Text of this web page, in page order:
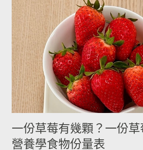
利丁粉 3.3g 10g 細鹽 4.3g 13g ---------- 細
糖 4g 13g 170g 糖粉 2g 6g 100g 蜂蜜 7g
14g 190g 鮮奶油 5g 15g 200g 奶油 4.5g
180g 牛奶 6g 17g 210g 煉乳 6g 17.5g 240g
水 5g 15g 200g 可可粉 2g 6g 80g 即溶咖啡
- ------- 170g 引用自 Mami的魔法廚房 ...
一份草莓有幾顆？一份草
營養學食物份量表